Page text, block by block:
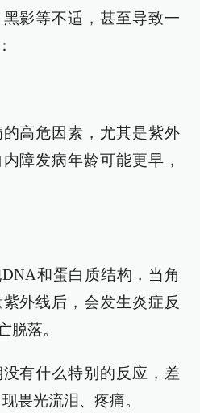
影等不适，甚至导致一
高危因素，尤其是紫外
障发病年龄可能更早，
和蛋白质结构，当角
外线后，会发生炎症反
脱落。
有什么特别的反应，差
畏光流泪、疼痛。